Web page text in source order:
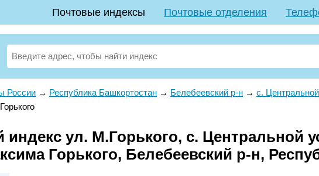
Почтовые индексы Почтовые отделения
России → Республика Башкортостан → Белебеевский р-н → с.
индекс ул. М.Горького, с. Центральной
Горького, Белебеевский р-н,